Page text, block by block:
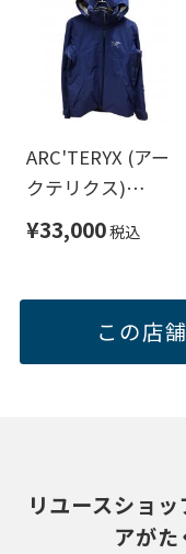
ARC'TERYX (アー
クテリクス)
SHUKSAN
JACKET ネイビー
¥33,000税込
この店
リユースショ
アがた